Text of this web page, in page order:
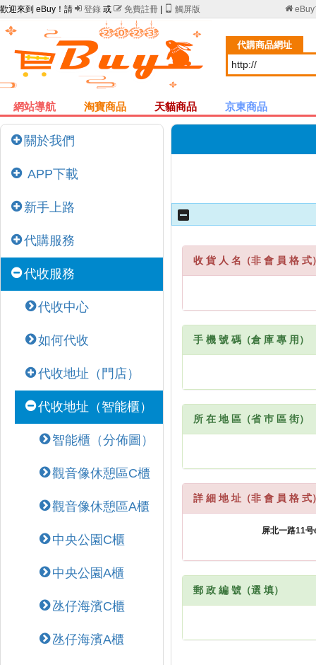
歡迎來到 eBuy！請  登錄 或  免費註冊 觸屏版 eBuy
代購商品網址
網站導航 淘寶商品 天貓商品 京東商品
關於我們
APP下載
新手上路
代購服務
代收服務
代收中心
如何代收
代收地址（門店）
代收地址（智能櫃）
智能櫃（分佈圖）
觀音像休憩區C櫃
觀音像休憩區A櫃
中央公園C櫃
中央公園A櫃
氹仔海濱C櫃
氹仔海濱A櫃
收 貨 人 名（非 會 員 格 式
手 機 號 碼（倉 庫 專 用）
所 在 地 區（省 巿 區 街）
詳 細 地 址（非 會 員 格 式
郵 政 編 號（選 填）